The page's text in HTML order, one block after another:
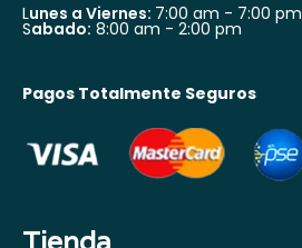
Lunes a Viernes: 7:00 am - 7:00 pm
Sabado: 8:00 am - 2:00 pm
Pagos Totalmente Seguros